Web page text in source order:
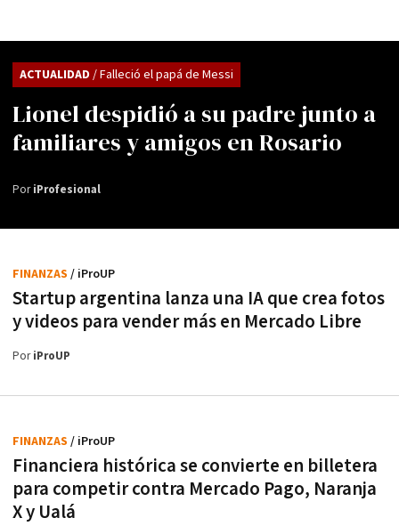
Lionel despidió a su padre junto a
familiares y amigos en Rosario
ACTUALIDAD / Falleció el papá de Messi
PoriProfesional
Startup argentina lanza una IA que crea fotos
y videos para vender más en Mercado Libre
FINANZAS / iProUP
PoriProUP
Financiera histórica se convierte en billetera
para competir contra Mercado Pago, Naranja
X y Ualá
FINANZAS / iProUP